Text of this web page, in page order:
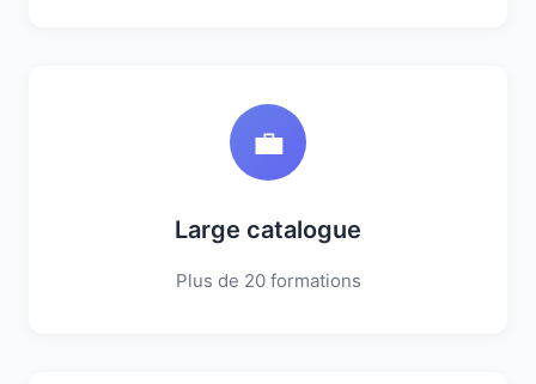
💼
Large catalogue
Plus de 20 formations